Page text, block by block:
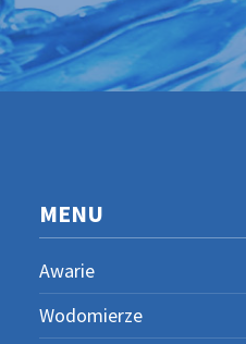
MENU
Awarie
Wodomierze